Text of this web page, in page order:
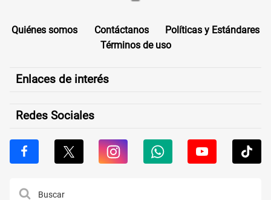
Quiénes somos Contáctanos
Políticas y Estándares
Términos de uso
Enlaces de interés
Redes Sociales